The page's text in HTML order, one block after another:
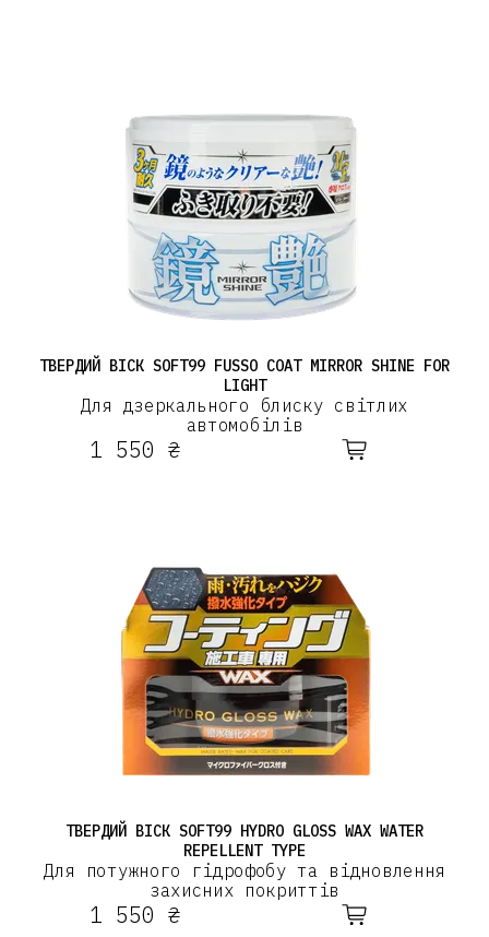
ТВЕРДИЙ ВІСК SOFT99 FUSSO COAT MIRROR SHINE FOR
LIGHT
Для дзеркального блиску світлих
автомобілів
1 550 ₴
ТВЕРДИЙ ВІСК SOFT99 HYDRO GLOSS WAX WATER
REPELLENT TYPE
Для потужного гідрофобу та відновлення
захисних покриттів
1 550 ₴